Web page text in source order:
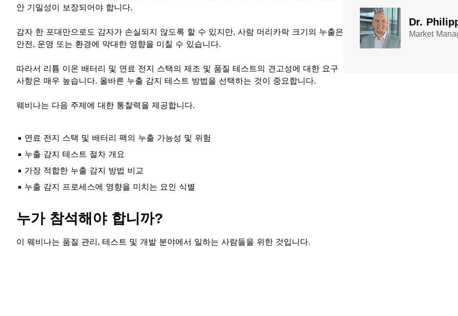
안 기밀성이 보장되어야 합니다.
감자 한 포대만으로도 감자가 손실되지 않도록 할 수 있지만, 사람 머리카락 크기의 누출은
안전, 운영 또는 환경에 막대한 영향을 미칠 수 있습니다.
따라서 리튬 이온 배터리 및 연료 전지 스택의 제조 및 품질 테스트의 견고성에 대한 요구
사항은 매우 높습니다. 올바른 누출 감지 테스트 방법을 선택하는 것이 중요합니다.
웨비나는 다음 주제에 대한 통찰력을 제공합니다.
연료 전지 스택 및 배터리 팩의 누출 가능성 및 위험
누출 감지 테스트 절차 개요
가장 적합한 누출 감지 방법 비교
누출 감지 프로세스에 영향을 미치는 요인 식별
누가 참석해야 합니까?
이 웨비나는 품질 관리, 테스트 및 개발 분야에서 일하는 사람들을 위한 것입니다.
Dr.
Market